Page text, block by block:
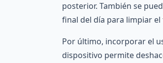
posterior. También se
final del día para limpiar
Por último, incorporar el
dispositivo permite